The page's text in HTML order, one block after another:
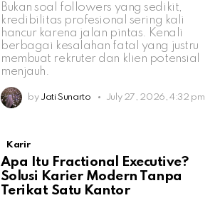
Bukan soal followers yang sedikit,
kredibilitas profesional sering kali
hancur karena jalan pintas. Kenali
berbagai kesalahan fatal yang justru
membuat rekruter dan klien potensial
menjauh.
by Jati Sunarto July 27, 2026, 4:32 pm
Karir
Apa Itu Fractional Executive?
Solusi Karier Modern Tanpa
Terikat Satu Kantor